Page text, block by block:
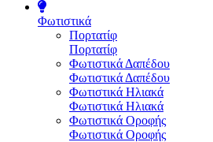
Φωτιστικά
Πορτατίφ
Πορτατίφ
Φωτιστικά Δαπέδου
Φωτιστικά Δαπέδου
Φωτιστικά Ηλιακά
Φωτιστικά Ηλιακά
Φωτιστικά Οροφής
Φωτιστικά Οροφής